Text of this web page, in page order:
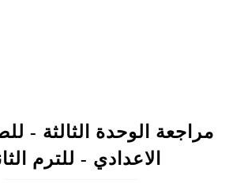
مراجعة الوحدة الثالثة -
الاعدادي - للترم